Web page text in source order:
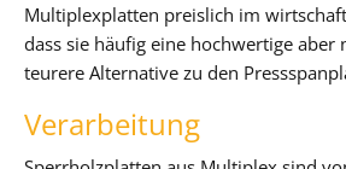
Multiplexplatten preislich im
dass sie häufig eine hochwertige aber
teurere Alternative zu den
Verarbeitung